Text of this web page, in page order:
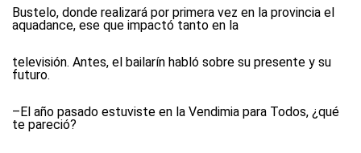
Bustelo, donde realizará por primera vez en la provincia el
aquadance, ese que impactó tanto en la
televisión. Antes, el bailarín habló sobre su presente y su
futuro.
–El año pasado estuviste en la Vendimia para Todos, ¿qué
te pareció?